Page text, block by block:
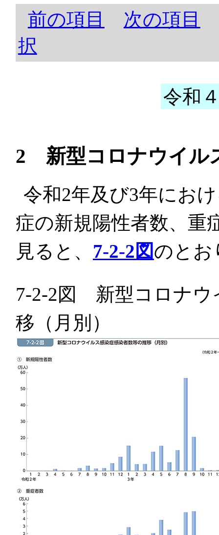
前の項目
次の項目
択
令和
2 新型コロナウイル
令和2年及び3年にお
症の新規陽性者数、重
見ると、 7-2-2図のとお
7-2-2図 新型コロナウ
移（月別）